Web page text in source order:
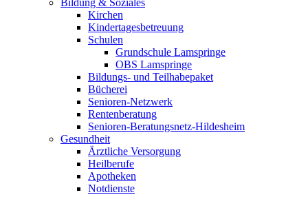
Bildung & Soziales
Kirchen
Kindertagesbetreuung
Schulen
Grundschule Lamspringe
OBS Lamspringe
Bildungs- und Teilhabepaket
Bücherei
Senioren-Netzwerk
Rentenberatung
Senioren-Beratungsnetz-Hildesheim
Gesundheit
Ärztliche Versorgung
Heilberufe
Apotheken
Notdienste